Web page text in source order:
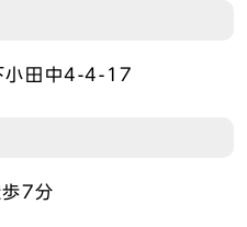
田中4-4-17
歩7分